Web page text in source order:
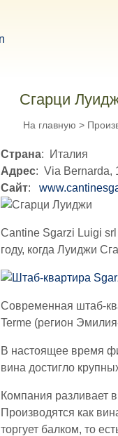
Сгарци
На главную >
Страна: Италия
Адрес: Via Bernarda,
Сайт:
Cantine Sgarzi Luigi
году, когда Луиджи
Современная штаб-
Terme (регион
В настоящее время
вина достигло
Компания разливает
Производятся как
торгует балком, то